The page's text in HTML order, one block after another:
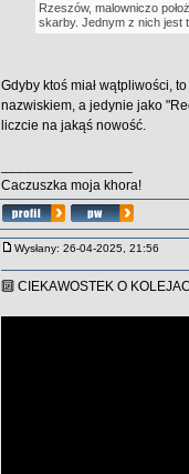
Rzeszów, malowniczo
skarby. Jednym z nich jest
Gdyby ktoś miał wątpliwości,
nazwiskiem, a jedynie jako
liczcie na jakąś nowość.
Caczuszka moja khora!
Wysłany: 26-04-2025, 21:56
🔟 CIEKAWOSTEK O